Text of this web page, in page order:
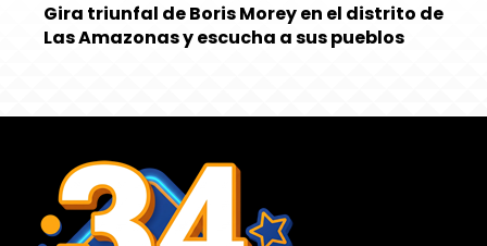
Gira triunfal de Boris Morey en el distrito de
Las Amazonas y escucha a sus pueblos